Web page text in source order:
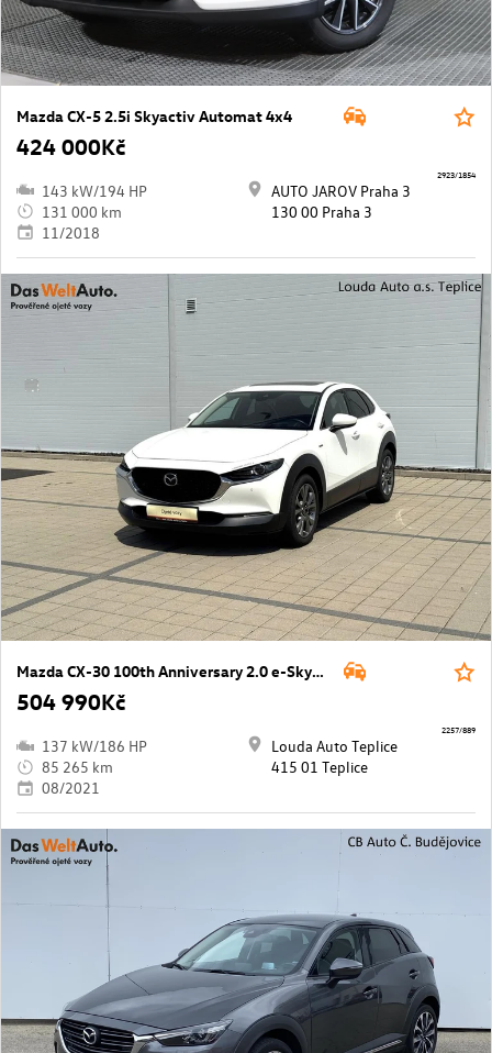
Mazda CX-5 2.5i Skyactiv Automat 4x4
424 000Kč
143 kW/194 HP
131 000 km
11/2018
AUTO JAROV Praha 3
130 00 Praha 3
2923/1854
Mazda CX-30 100th Anniversary 2.0 e-Skyactiv X 137 kW manuál ,
504 990Kč
137 kW/186 HP
85 265 km
08/2021
Louda Auto Teplice
415 01 Teplice
2257/889